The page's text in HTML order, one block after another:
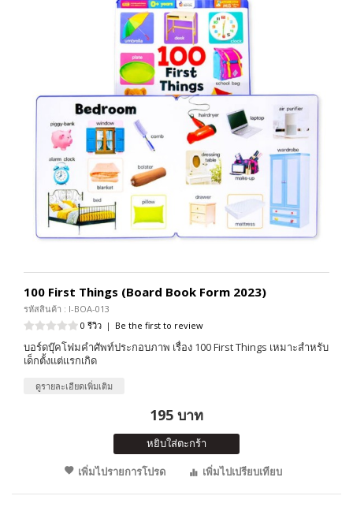
100 First Things (Board Book Form 2023)
รหัสสินค้า : I-BOA-013
0 รีวิว | Be the first to review
บอร์ดบุ๊คโฟมคำศัพท์ประกอบภาพ เรื่อง 100 First Things เหมาะสำหรับ
เด็กตั้งแต่แรกเกิด
ดูรายละเอียดเพิ่มเติม
195 บาท
หยิบใส่ตะกร้า
เพิ่มไปรายการโปรด
เพิ่มไปเปรียบเทียบ